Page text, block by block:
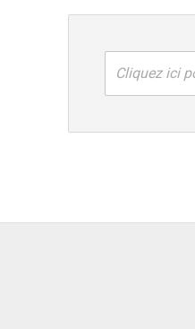
Cliquez ici